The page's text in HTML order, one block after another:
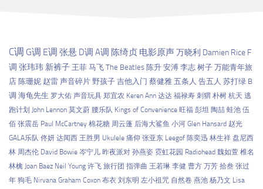
C调 G调 E调 张悬 D调 A调 陈绮贞 电影原声万晓利 Damien Rice F
调 张玮玮 新裤子 王菲马飞 The Beatles 陈升 安溥 李志 树子 万能青年旅
店 陈珊妮 赵雷 声音碎片 野孩子 吉他入门 蔡健雅 五条人 告五人 苏打绿 B
调 海龟先生 罗大佑 声音玩具 郑宜农 Keren Ann 达达 福禄寿 刺猬 朴树 杭天 逃
跑计划 John Lennon 莫文蔚 腰乐队 Kings of Convenience 旺福 彭坦 陶喆 蛙池 伍
佰 张震岳 Paul McCartney 棉花糖 周云蓬 后海大鲨鱼 小河 Glen Hansard 赵光
GALA乐队 佟妍 达闻西 王胜男 Ukulele 痛仰 张亚东 Leegof 陈奕迅 林生祥 盘尼西
林 周杰伦 David Bowie 岑宁儿 昨夜派对 孙燕姿 霓虹花园 Radiohead 魏如萱 椎名
林檎 Joan Baez Neil Young 许飞 旅行团 指弹曲 王若琳 李健 曹方 万芳 拾叁 张过
年 狗毛 Nirvana Graham Coxon 布衣 刘东明 左小祖咒 自然卷 燕池 杨乃文 Lisa